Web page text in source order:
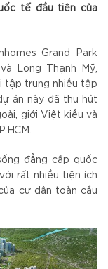
tế đầu tiên của
Grand Park
Long Thạnh Mỹ,
tập trung nhiều tập
án này đã thu hút
giới Việt kiều và
đẳng cấp quốc
rất nhiều tiện ích
cư dân toàn cầu